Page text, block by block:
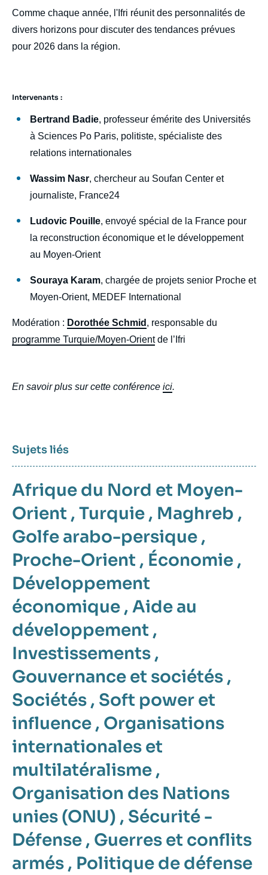
Comme chaque année, l'Ifri réunit des personnalités de
divers horizons pour discuter des tendances prévues
pour 2026 dans la région.
Intervenants :
Bertrand Badie, professeur émérite des Universités
à Sciences Po Paris, politiste, spécialiste des
relations internationales
Wassim Nasr, chercheur au Soufan Center et
journaliste, France24
Ludovic Pouille, envoyé spécial de la France pour
la reconstruction économique et le développement
au Moyen-Orient
Souraya Karam, chargée de projets senior Proche et
Moyen-Orient, MEDEF International
Modération : Dorothée Schmid , responsable du
programme Turquie/Moyen-Orientde l’Ifri
En savoir plus sur cette conférence ici.
Sujets liés
Afrique du Nord et Moyen-
Orient , Turquie , Maghreb ,
Golfe arabo-persique ,
Proche-Orient , Économie ,
Développement
économique , Aide au
développement ,
Investissements ,
Gouvernance et sociétés ,
Sociétés , Soft power et
influence , Organisations
internationales et
multilatéralisme ,
Organisation des Nations
unies (ONU) , Sécurité -
Défense , Guerres et conflits
armés , Politique de défense